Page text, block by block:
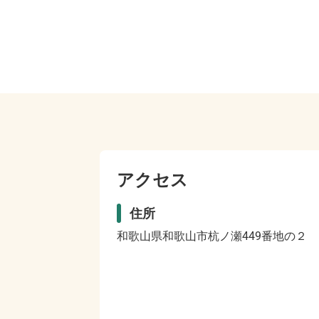
アクセス
住所
和歌山県和歌山市杭ノ瀬449番地の２